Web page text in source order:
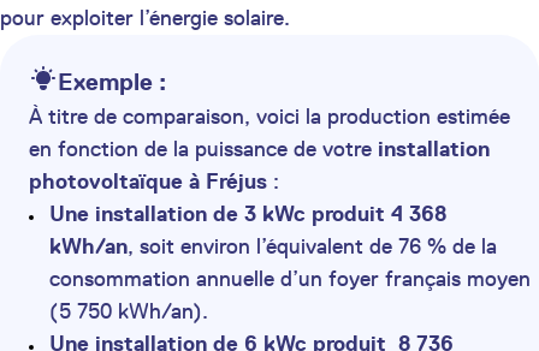
pour exploiter l’énergie solaire.
Exemple :
À titre de comparaison, voici la production estimée
en fonction de la puissance de votre installation
photovoltaïque à Fréjus :
Une installation de 3 kWc produit 4 368
kWh/an, soit environ l’équivalent de 76 % de la
consommation annuelle d’un foyer français moyen
(5 750 kWh/an).
Une installation de 6 kWc produit 8 736